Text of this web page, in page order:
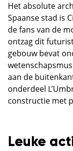
Het absolute
Spaanse stad is
de fans van de
ontzag dit
gebouw bevat
aan de
onderdeel
constructie met
Leuke